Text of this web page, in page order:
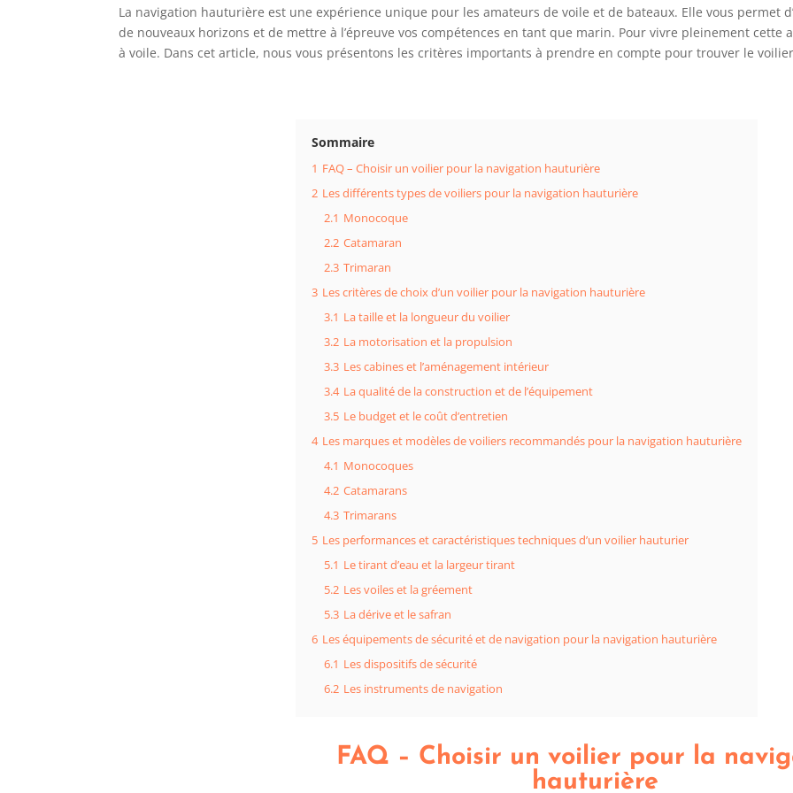
La navigation hauturière est une expérience unique pour les amateurs de voile et de bateaux. Elle vous permet
de nouveaux horizons et de mettre à l’épreuve vos compétences en tant que marin. Pour vivre pleinement
à voile. Dans cet article, nous vous présentons les critères importants à prendre en compte pour trouver le
Sommaire
1 FAQ – Choisir un voilier pour la navigation hauturière
2 Les différents types de voiliers pour la navigation hauturière
2.1 Monocoque
2.2 Catamaran
2.3 Trimaran
3 Les critères de choix d’un voilier pour la navigation hauturière
3.1 La taille et la longueur du voilier
3.2 La motorisation et la propulsion
3.3 Les cabines et l’aménagement intérieur
3.4 La qualité de la construction et de l’équipement
3.5 Le budget et le coût d’entretien
4 Les marques et modèles de voiliers recommandés pour la navigation hauturière
4.1 Monocoques
4.2 Catamarans
4.3 Trimarans
5 Les performances et caractéristiques techniques d’un voilier hauturier
5.1 Le tirant d’eau et la largeur tirant
5.2 Les voiles et la gréement
5.3 La dérive et le safran
6 Les équipements de sécurité et de navigation pour la navigation hauturière
6.1 Les dispositifs de sécurité
6.2 Les instruments de navigation
FAQ – Choisir un voilier pour la
hauturière